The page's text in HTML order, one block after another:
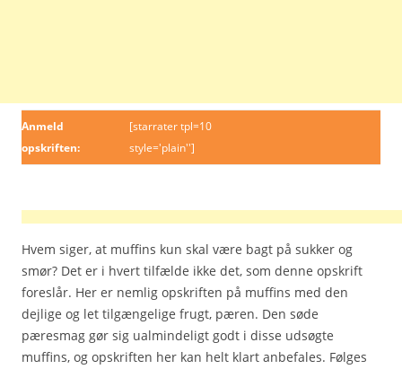
Anmeld
opskriften:
[starrater tpl=10
style='plain'']
Hvem siger, at muffins kun skal være bagt på sukker og
smør? Det er i hvert tilfælde ikke det, som denne opskrift
foreslår. Her er nemlig opskriften på muffins med den
dejlige og let tilgængelige frugt, pæren. Den søde
pæresmag gør sig ualmindeligt godt i disse udsøgte
muffins, og opskriften her kan helt klart anbefales. Følges